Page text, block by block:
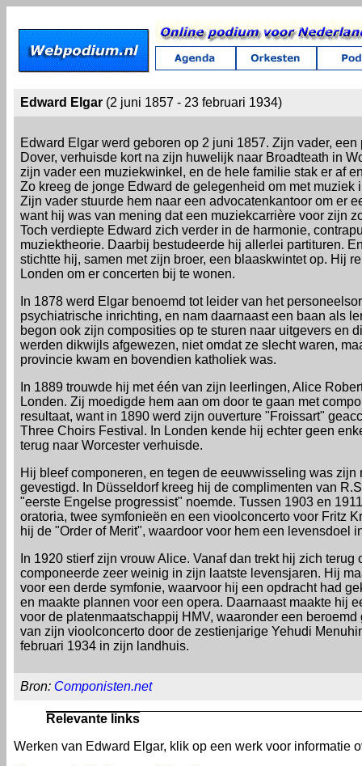
Edward Elgar (2 juni 1857 - 23 februari 1934)
Edward Elgar werd geboren op 2 juni 1857. Zijn vader, een
Dover, verhuisde kort na zijn huwelijk naar Broadteath in
zijn vader een muziekwinkel, en de hele familie stak er af
Zo kreeg de jonge Edward de gelegenheid om met muziek
Zijn vader stuurde hem naar een advocatenkantoor om er
want hij was van mening dat een muziekcarrière voor zijn
Toch verdiepte Edward zich verder in de harmonie,
muziektheorie. Daarbij bestudeerde hij allerlei partituren.
stichtte hij, samen met zijn broer, een blaaskwintet op. Hij
Londen om er concerten bij te wonen.
In 1878 werd Elgar benoemd tot leider van het
psychiatrische inrichting, en nam daarnaast een baan als
begon ook zijn composities op te sturen naar uitgevers en
werden dikwijls afgewezen, niet omdat ze slecht waren,
provincie kwam en bovendien katholiek was.
In 1889 trouwde hij met één van zijn leerlingen, Alice
Londen. Zij moedigde hem aan om door te gaan met
resultaat, want in 1890 werd zijn ouverture "Froissart"
Three Choirs Festival. In Londen kende hij echter geen
terug naar Worcester verhuisde.
Hij bleef componeren, en tegen de eeuwwisseling was zijn
gevestigd. In Düsseldorf kreeg hij de complimenten van
"eerste Engelse progressist" noemde. Tussen 1903 en
oratoria, twee symfonieën en een vioolconcerto voor Fritz
hij de "Order of Merit", waardoor voor hem een levensdoel
In 1920 stierf zijn vrouw Alice. Vanaf dan trekt hij zich terug
componeerde zeer weinig in zijn laatste levensjaren. Hij
voor een derde symfonie, waarvoor hij een opdracht had
en maakte plannen voor een opera. Daarnaast maakte hij
voor de platenmaatschappij HMV, waaronder een
van zijn vioolconcerto door de zestienjarige Yehudi
februari 1934 in zijn landhuis.
Bron: Componisten.net
Relevante links
Werken van Edward Elgar, klik op een werk voor informatie